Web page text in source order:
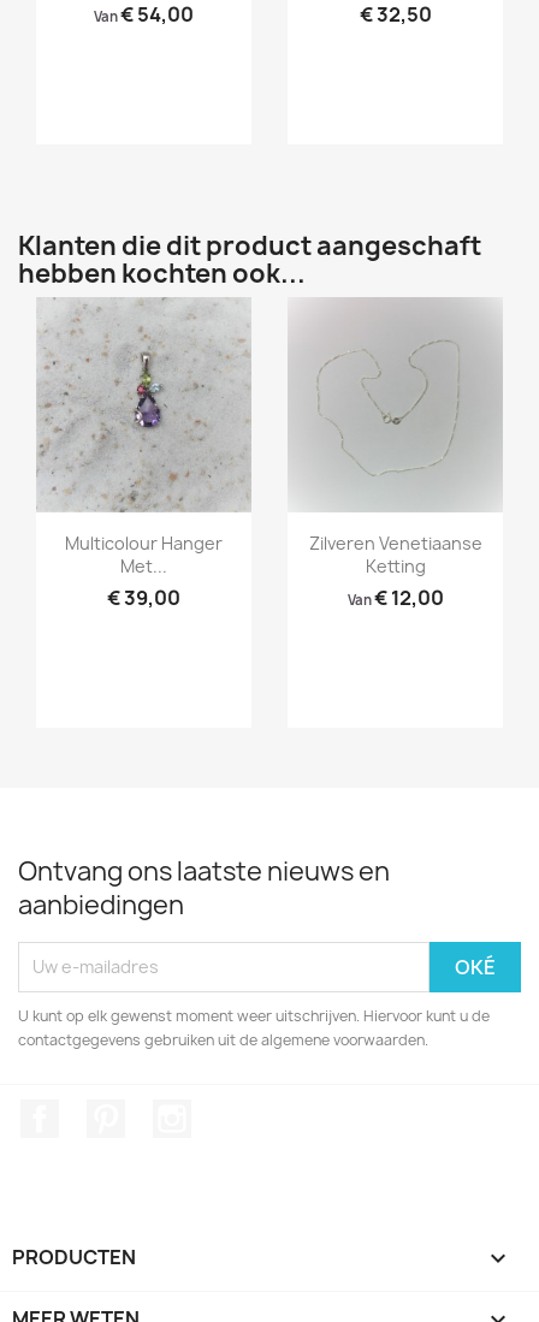
Van€ 54,00 € 32,50
Klanten die dit product aangeschaft
hebben kochten ook...
Snel bekijken
Multicolour Hanger
Met...
€ 39,00
Snel bekijken
Zilveren Venetiaanse
Ketting
Van€ 12,00
Ontvang ons laatste nieuws en
aanbiedingen
U kunt op elk gewenst moment weer uitschrijven. Hiervoor kunt u de
contactgegevens gebruiken uit de algemene voorwaarden.
PRODUCTEN 